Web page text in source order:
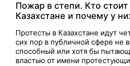
Пожар в степи. Кто
Казахстане и почему у
Протесты в Казахстане идут
сих пор в публичной сфере не
способный или хотя бы
властью от имени